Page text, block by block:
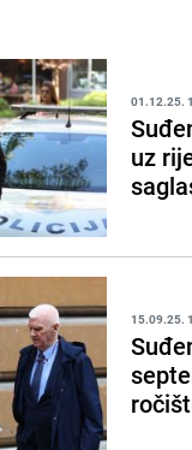
01.12.25.
uz
15.09.25.